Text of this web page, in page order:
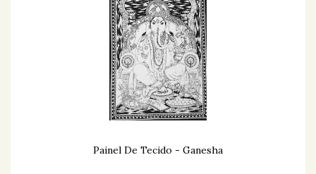
Painel De Tecido - Ganesha